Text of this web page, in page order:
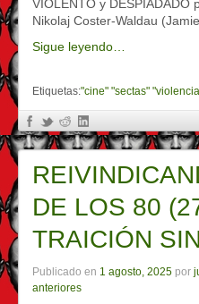
VIOLENTO y DESPIADADO
Nikolaj Coster-Waldau (Jamie
Sigue leyendo…
Etiquetas:"cine" "sectas"
DE LOS 80
TRAICIÓN
Publicado en 1 agosto, 2025 por
anteriores